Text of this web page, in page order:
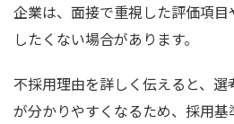
企業は、面接で重視した評価項
したくない場合があります。
不採用理由を詳しく伝えると、
が分かりやすくなるため、採用基